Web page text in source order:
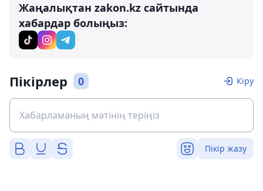
Жаңалықтан zakon.kz сайтында
хабардар болыңыз:
Пікірлер 0 Кіру
Пікір жазу